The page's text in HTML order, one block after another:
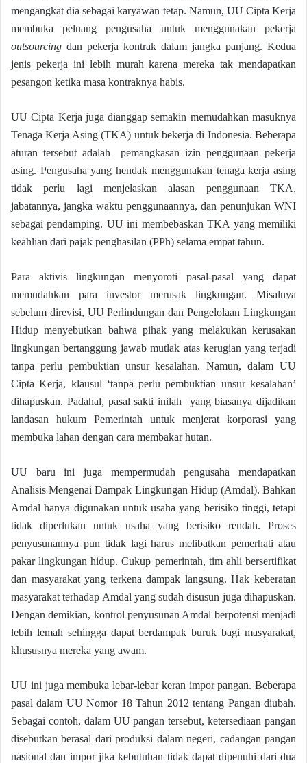
mengangkat dia sebagai karyawan tetap. Namun, UU Cipta Kerja
membuka peluang pengusaha untuk menggunakan pekerja
outsourcing dan pekerja kontrak dalam jangka panjang. Kedua
jenis pekerja ini lebih murah karena mereka tak mendapatkan
pesangon ketika masa kontraknya habis.
UU Cipta Kerja juga dianggap semakin memudahkan masuknya
Tenaga Kerja Asing (TKA) untuk bekerja di Indonesia. Beberapa
aturan tersebut adalah pemangkasan izin penggunaan pekerja
asing. Pengusaha yang hendak menggunakan tenaga kerja asing
tidak perlu lagi menjelaskan alasan penggunaan TKA,
jabatannya, jangka waktu penggunaannya, dan penunjukan WNI
sebagai pendamping. UU ini membebaskan TKA yang memiliki
keahlian dari pajak penghasilan (PPh) selama empat tahun.
Para aktivis lingkungan menyoroti pasal-pasal yang dapat
memudahkan para investor merusak lingkungan. Misalnya
sebelum direvisi, UU Perlindungan dan Pengelolaan Lingkungan
Hidup menyebutkan bahwa pihak yang melakukan kerusakan
lingkungan bertanggung jawab mutlak atas kerugian yang terjadi
tanpa perlu pembuktian unsur kesalahan. Namun, dalam UU
Cipta Kerja, klausul ‘tanpa perlu pembuktian unsur kesalahan’
dihapuskan. Padahal, pasal sakti inilah yang biasanya dijadikan
landasan hukum Pemerintah untuk menjerat korporasi yang
membuka lahan dengan cara membakar hutan.
UU baru ini juga mempermudah pengusaha mendapatkan
Analisis Mengenai Dampak Lingkungan Hidup (Amdal). Bahkan
Amdal hanya digunakan untuk usaha yang berisiko tinggi, tetapi
tidak diperlukan untuk usaha yang berisiko rendah. Proses
penyusunannya pun tidak lagi harus melibatkan pemerhati atau
pakar lingkungan hidup. Cukup pemerintah, tim ahli bersertifikat
dan masyarakat yang terkena dampak langsung. Hak keberatan
masyarakat terhadap Amdal yang sudah disusun juga dihapuskan.
Dengan demikian, kontrol penyusunan Amdal berpotensi menjadi
lebih lemah sehingga dapat berdampak buruk bagi masyarakat,
khususnya mereka yang awam.
UU ini juga membuka lebar-lebar keran impor pangan. Beberapa
pasal dalam UU Nomor 18 Tahun 2012 tentang Pangan diubah.
Sebagai contoh, dalam UU pangan tersebut, ketersediaan pangan
disebutkan berasal dari produksi dalam negeri, cadangan pangan
nasional dan impor jika kebutuhan tidak dapat dipenuhi dari dua